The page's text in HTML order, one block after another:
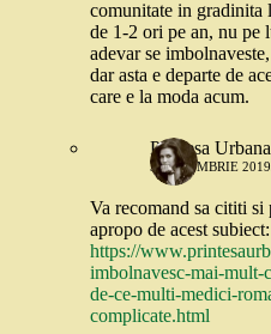
comunitate in gradinita
de 1-2 ori pe an, nu pe
adevar se
dar asta e departe de
care e la moda acum.
Printesa Urbana
3 OCTOMBRIE
Va recomand sa cititi si
apropo de acest subiect:
https://
imbolnavesc-mai-
de-ce-multi-medici-
complicate.html